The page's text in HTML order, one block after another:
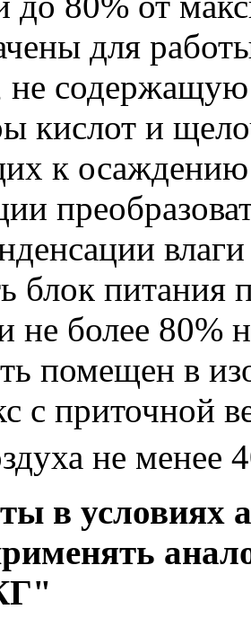
для
не
кислот и
к осаждению
блок питания
не более 80%
помещен в
с приточной
не менее
в условиях